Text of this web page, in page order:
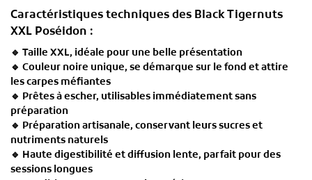
Caractéristiques techniques des Black Tigernuts
XXL Poséidon :
🔹 Taille XXL, idéale pour une belle présentation
🔹 Couleur noire unique, se démarque sur le fond et attire
les carpes méfiantes
🔹 Prêtes à escher, utilisables immédiatement sans
préparation
🔹 Préparation artisanale, conservant leurs sucres et
nutriments naturels
🔹 Haute digestibilité et diffusion lente, parfait pour des
sessions longues